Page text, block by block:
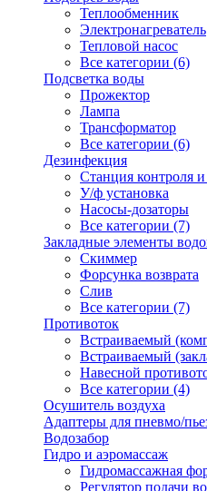
Теплообменник
Электронагреватель
Тепловой насос
Все категории (6)
Подсветка воды
Прожектор
Лампа
Трансформатор
Все категории (6)
Дезинфекция
Станция контроля
У/ф установка
Насосы-дозаторы
Все категории (7)
Закладные элементы
Скиммер
Форсунка возврата
Слив
Все категории (7)
Противоток
Встраиваемый
Встраиваемый
Навесной
Все категории (4)
Осушитель воздуха
Адаптеры для пневмо/
Водозабор
Гидро и аэромассаж
Гидромассажная
Регулятор подачи